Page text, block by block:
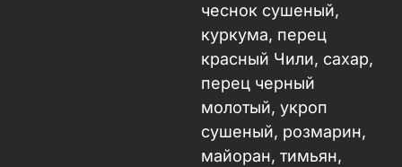
чеснок сушеный,
куркума, перец
красный Чили, сахар,
перец черный
молотый, укроп
сушеный, розмарин,
майоран, тимьян,